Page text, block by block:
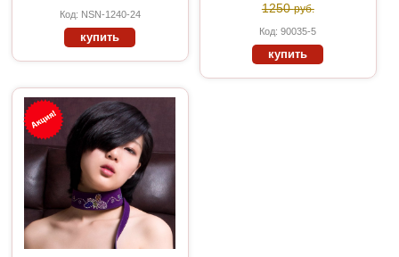
Код: NSN-1240-24
купить
1250руб.
Код: 90035-5
купить